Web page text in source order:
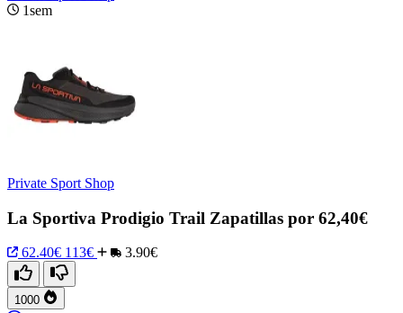
1sem
Private Sport Shop
La Sportiva Prodigio Trail Zapatillas por 62,40€
62.40€ 113€ 3.90€
1000